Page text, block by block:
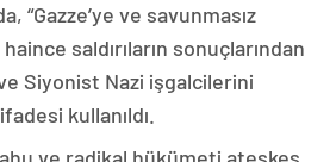
“Gazze’ye ve savunmasız
saldırıların sonuçlarından
Siyonist Nazi işgalcilerini
kullanıldı.